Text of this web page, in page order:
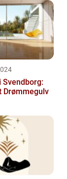
Svendborg:
Drømmegulv